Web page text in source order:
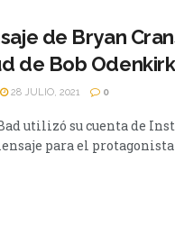
de Bryan
de Bob Odenkirk
28 JULIO, 2021 0
utilizó su cuenta de
para el protagonista